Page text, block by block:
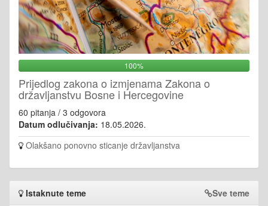
100%
Prijedlog zakona o izmjenama Zakona o
državljanstvu Bosne i Hercegovine
60 pitanja / 3 odgovora
Datum odlučivanja: 18.05.2026.
Olakšano ponovno sticanje državljanstva
Istaknute teme Sve teme